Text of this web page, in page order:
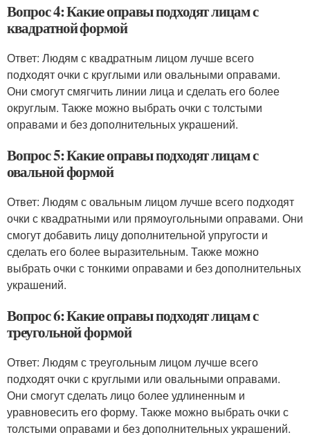
Вопрос 4: Какие оправы подходят лицам с
квадратной формой
Ответ: Людям с квадратным лицом лучше всего
подходят очки с круглыми или овальными оправами.
Они смогут смягчить линии лица и сделать его более
округлым. Также можно выбрать очки с толстыми
оправами и без дополнительных украшений.
Вопрос 5: Какие оправы подходят лицам с
овальной формой
Ответ: Людям с овальным лицом лучше всего подходят
очки с квадратными или прямоугольными оправами. Они
смогут добавить лицу дополнительной упругости и
сделать его более выразительным. Также можно
выбрать очки с тонкими оправами и без дополнительных
украшений.
Вопрос 6: Какие оправы подходят лицам с
треугольной формой
Ответ: Людям с треугольным лицом лучше всего
подходят очки с круглыми или овальными оправами.
Они смогут сделать лицо более удлиненным и
уравновесить его форму. Также можно выбрать очки с
толстыми оправами и без дополнительных украшений.